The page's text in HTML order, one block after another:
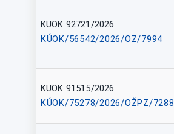
KUOK 92721/2026
KÚOK/56542/2026/OZ/7994
KUOK 91515/2026
KÚOK/75278/2026/OŽPZ/7288